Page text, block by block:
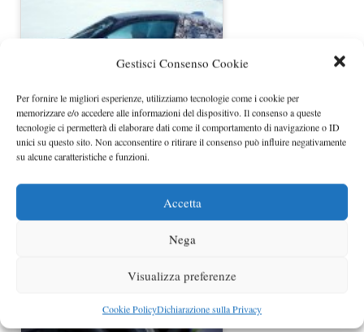
Gestisci Consenso Cookie
Per fornire le migliori esperienze, utilizziamo tecnologie come i cookie per
memorizzare e/o accedere alle informazioni del dispositivo. Il consenso a queste
tecnologie ci permetterà di elaborare dati come il comportamento di navigazione o ID
unici su questo sito. Non acconsentire o ritirare il consenso può influire negativamente
su alcune caratteristiche e funzioni.
Accetta
Nega
Visualizza preferenze
Cookie PolicyDichiarazione sulla Privacy
BMW Serie 2 nuove foto spia